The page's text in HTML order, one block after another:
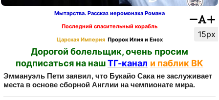
15px
Мытарства. Рассказ иеромонаха Романа
Последний спасительный корабль
Царская Империя Пророк Илия и Енох
Дорогой болельщик, очень просим
подписаться на нашТГ-канал и паблик ВК
Эммануэль Пети заявил, что Букайо Сака не заслуживает
места в основе сборной Англии на чемпионате мира.